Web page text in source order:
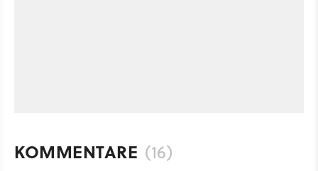
KOMMENTARE (16)